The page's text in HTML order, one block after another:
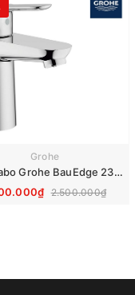
Grohe
Vòi Lavabo Grohe BauEdge 23328000
2.500.000₫